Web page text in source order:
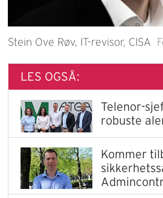
Stein Ove Røv, IT-revisor, CISA
LES OGSÅ:
Telenor-
robuste
Kommer